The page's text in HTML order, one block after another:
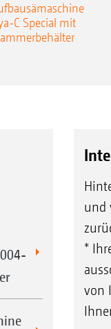
C Special mit
und
*
von